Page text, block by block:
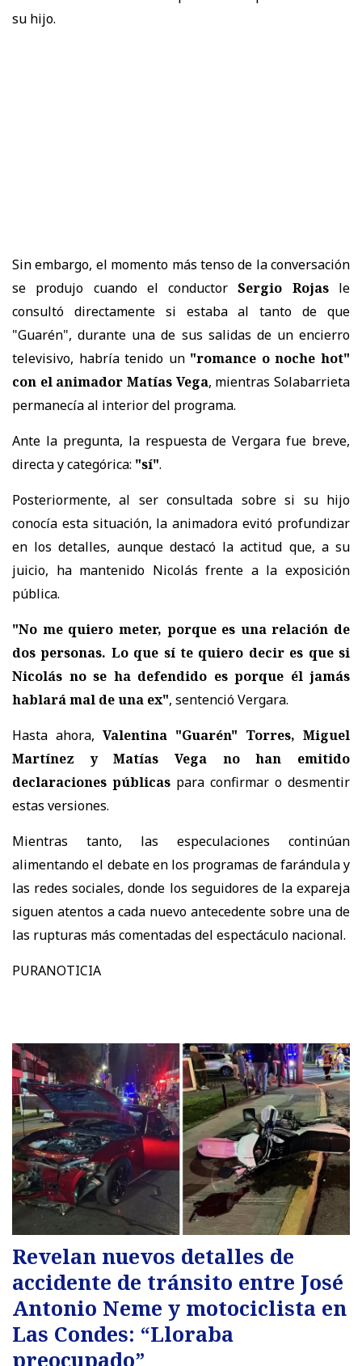
su hijo.
Sin embargo, el momento más tenso de la conversación
se produjo cuando el conductorSergio Rojasle
consultó directamente si estaba al tanto de que
"Guarén", durante una de sus salidas de un encierro
televisivo, habría tenido un "romance o noche hot"
con el animador Matías Vega, mientras Solabarrieta
permanecía al interior del programa.
Ante la pregunta, la respuesta de Vergara fue breve,
directa y categórica: "sí".
Posteriormente, al ser consultada sobre si su hijo
conocía esta situación, la animadora evitó profundizar
en los detalles, aunque destacó la actitud que, a su
juicio, ha mantenido Nicolás frente a la exposición
pública.
"No me quiero meter, porque es una relación de
dos personas. Lo que sí te quiero decir es que si
Nicolás no se ha defendido es porque él jamás
hablará mal de una ex", sentenció Vergara.
Hasta ahora, Valentina "Guarén" Torres, Miguel
Martínez y Matías Vega no han emitido
declaraciones públicas para confirmar o desmentir
estas versiones.
Mientras tanto, las especulaciones continúan
alimentando el debate en los programas de farándula y
las redes sociales, donde los seguidores de la expareja
siguen atentos a cada nuevo antecedente sobre una de
las rupturas más comentadas del espectáculo nacional.
PURANOTICIA
Revelan nuevos detalles de
accidente de tránsito entre José
Antonio Neme y motociclista en
Las Condes: “Lloraba
preocupado”